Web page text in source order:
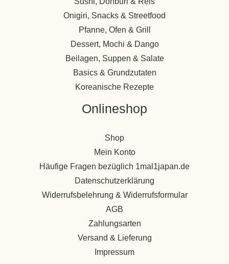
Onigiri, Snacks & Streetfood
Pfanne, Ofen & Grill
Dessert, Mochi & Dango
Beilagen, Suppen & Salate
Basics & Grundzutaten
Koreanische Rezepte
Onlineshop
Shop
Mein Konto
Häufige Fragen bezüglich 1mal1japan.de
Datenschutzerklärung
Widerrufsbelehrung & Widerrufsformular
AGB
Zahlungsarten
Versand & Lieferung
Impressum